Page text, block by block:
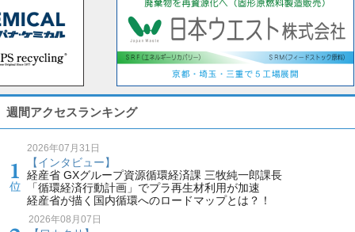
週間アクセスランキング
2026年07月31日
【インタビュー】
経産省 GXグループ資源循環経済課 三牧純一郎課長
「循環経済行動計画」でプラ再生材利用が加速
経産省が描く国内循環へのロードマップとは？！
2026年08月07日